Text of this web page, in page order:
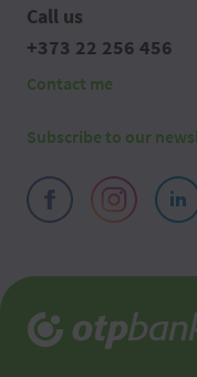
Call us
+373 22 256 456
Contact me
Subscribe to our